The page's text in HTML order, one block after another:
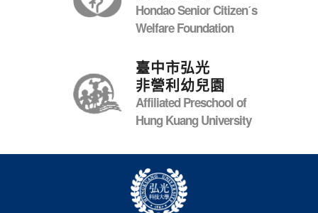
Hondao Senior Citizenˊs
Welfare Foundation
臺中市弘光
非營利幼兒園
Affiliated Preschool of
Hung Kuang University